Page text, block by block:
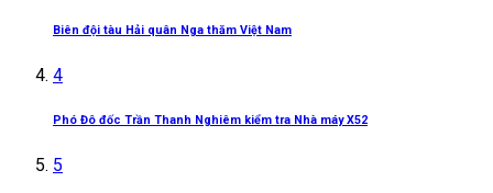
Biên đội tàu Hải quân Nga thăm Việt Nam
4
Phó Đô đốc Trần Thanh Nghiêm kiểm tra Nhà máy X52
5